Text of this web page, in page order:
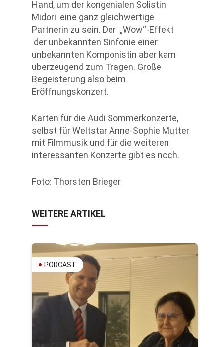
Hand, um der kongenialen Solistin
Midori eine ganz gleichwertige
Partnerin zu sein. Der „Wow“-Effekt
der unbekannten Sinfonie einer
unbekannten Komponistin aber kam
überzeugend zum Tragen. Große
Begeisterung also beim
Eröffnungskonzert.
Karten für die Audi Sommerkonzerte,
selbst für Weltstar Anne-Sophie Mutter
mit Filmmusik und für die weiteren
interessanten Konzerte gibt es noch.
Foto: Thorsten Brieger
WEITERE ARTIKEL
PODCAST